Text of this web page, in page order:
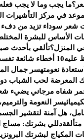
ما يجب وما لا يجب فعله
موعد في مركز التأشيرات
شعر سوداء تزيد من دفء
الأساس للبشرة
المنزل؟تألقي بأحدث
عليه10 أخطاء شائعة تفسد روتين العناية بالبشرة
نعومتهسر جمال
لحب الشباب دون
شفاه مرجاني يضيء
سر النعومة
هل آمنة لتقشير
متألقةدللي بشرتك: مساج
المكياج لبشرتك